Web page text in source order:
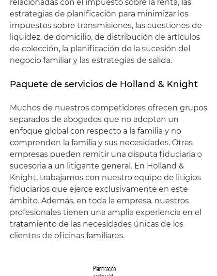
relacionadas con el impuesto sobre la renta, las
estrategias de planificación para minimizar los
impuestos sobre transmisiones, las cuestiones de
liquidez, de domicilio, de distribución de artículos
de colección, la planificación de la sucesión del
negocio familiar y las estrategias de salida.
Paquete de servicios de Holland & Knight
Muchos de nuestros competidores ofrecen grupos
separados de abogados que no adoptan un
enfoque global con respecto a la familia y no
comprenden la familia y sus necesidades. Otras
empresas pueden remitir una disputa fiduciaria o
sucesoria a un litigante general. En Holland &
Knight, trabajamos con nuestro equipo de litigios
fiduciarios que ejerce exclusivamente en este
ámbito. Además, en toda la empresa, nuestros
profesionales tienen una amplia experiencia en el
tratamiento de las necesidades únicas de los
clientes de oficinas familiares.